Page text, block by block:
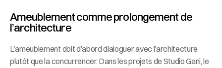
Ameublement comme prolongement de
l’architecture
L’ameublement doit d’abord dialoguer avec l’architecture
plutôt que la concurrencer. Dans les projets de Studio Gani, le